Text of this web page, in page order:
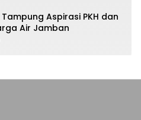
Tampung Aspirasi PKH dan
Air Jamban